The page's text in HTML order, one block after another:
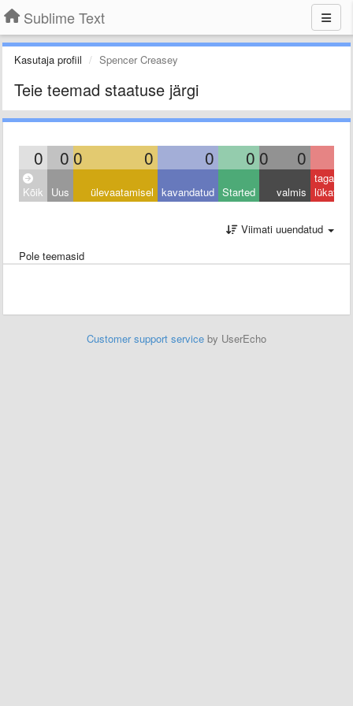
Sublime Text
Kasutaja profiil Spencer Creasey
Teie teemad staatuse järgi
0 0 0 0 0 0 0 0
Kõik Uus ülevaatamisel kavandatud Started valmis
tagasi
lükatud
Viimati uuendatud
Pole teemasid
Customer support service by UserEcho